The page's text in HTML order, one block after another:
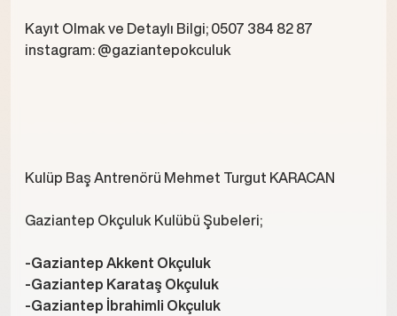
Kayıt Olmak ve Detaylı Bilgi; 0507 384 82 87
instagram: @gaziantepokculuk
Kulüp Baş Antrenörü Mehmet Turgut KARACAN
Gaziantep Okçuluk Kulübü Şubeleri;
-Gaziantep Akkent Okçuluk
-Gaziantep Karataş Okçuluk
-Gaziantep İbrahimli Okçuluk